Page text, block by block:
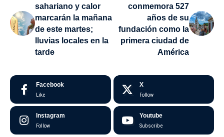
sahariano y calor
marcarán la mañana
de este martes;
lluvias locales en la
tarde
conmemora 527
años de su
fundación como la
primera ciudad de
América
Facebook
Like
X
Follow
Instagram
Follow
Youtube
Subscribe